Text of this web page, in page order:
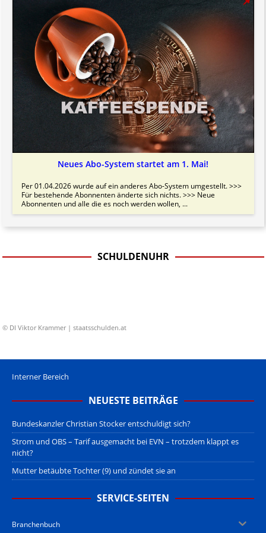
Neues Abo-System startet am 1. Mai!
Per 01.04.2026 wurde auf ein anderes Abo-System umgestellt. >>>
Für bestehende Abonnenten änderte sich nichts. >>> Neue
Abonnenten und alle die es noch werden wollen, ...
SCHULDENUHR
© DI Viktor Krammer | staatsschulden.at
Interner Bereich
NEUESTE BEITRÄGE
Bundeskanzler Christian Stocker entschuldigt sich?
Strom und OBS – Tarif ausgemacht bei EVN – trotzdem klappt es
nicht?
Mutter betäubte Tochter (9) und zündet sie an
SERVICE-SEITEN
Branchenbuch